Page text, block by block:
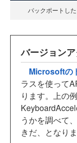
バックポートし
バージョン
Microsoftの
ラスを使って
ります。上の
うかを調べて
きだ、となりま